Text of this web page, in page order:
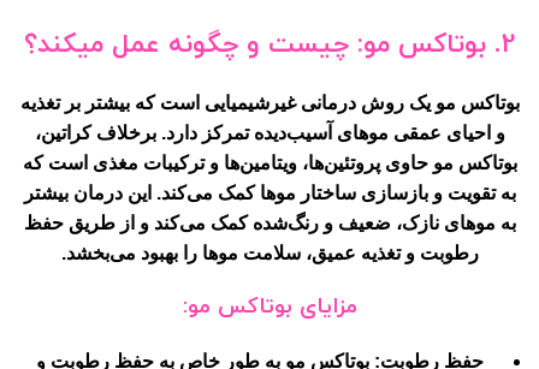
2. بوتاکس مو: چیست و چگونه عمل میکند؟
بوتاکس مو یک روش درمانی غیرشیمیایی است که بیشتر بر تغذیه
و احیای عمقی موهای آسیب‌دیده تمرکز دارد. برخلاف کراتین،
بوتاکس مو حاوی پروتئین‌ها، ویتامین‌ها و ترکیبات مغذی است که
به تقویت و بازسازی ساختار موها کمک می‌کند. این درمان بیشتر
به موهای نازک، ضعیف و رنگ‌شده کمک می‌کند و از طریق حفظ
رطوبت و تغذیه عمیق، سلامت موها را بهبود می‌بخشد.
مزایای بوتاکس مو:
حفظ رطوبت: بوتاکس مو به طور خاص به حفظ رطوبت و